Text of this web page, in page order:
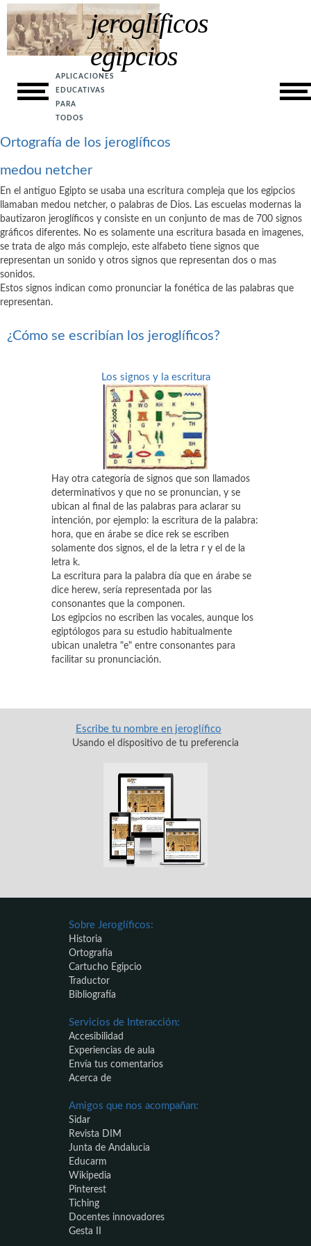
jeroglíficos
egipcios
APLICACIONES
EDUCATIVAS
PARA
TODOS
Historia
Ortografía
Cartucho Egipcio
Traductor
Bibliografía
ACCESIBILIDAD
EXPERIENCIAS DE AULA
Ortografía de los jeroglíficos
medou netcher
En el antiguo Egipto se usaba una escritura compleja que los egipcios
llamaban medou netcher, o palabras de Dios. Las escuelas modernas la
bautizaron jeroglíficos y consiste en un conjunto de mas de 700 signos
gráficos diferentes. No es solamente una escritura basada en imagenes,
se trata de algo más complejo, este alfabeto tiene signos que
representan un sonido y otros signos que representan dos o mas
sonidos.
Estos signos indican como pronunciar la fonética de las palabras que
representan.
¿Cómo se escribían los jeroglíficos?
Los signos y la escritura
Hay otra categoría de signos que son llamados
determinativos y que no se pronuncian, y se
ubican al final de las palabras para aclarar su
intención, por ejemplo: la escritura de la palabra:
hora, que en árabe se dice rek se escriben
solamente dos signos, el de la letra r y el de la
letra k.
La escritura para la palabra día que en árabe se
dice herew, sería representada por las
consonantes que la componen.
Los egipcios no escriben las vocales, aunque los
egiptólogos para su estudio habitualmente
ubican unaletra "e" entre consonantes para
facilitar su pronunciación.
Escribe tu nombre en jeroglífico
Usando el dispositivo de tu preferencia
Sobre Jeroglíficos:
Historia
Ortografía
Cartucho Egipcio
Traductor
Bibliografía
Servicios de Interacción:
Accesibilidad
Experiencias de aula
Envía tus comentarios
Acerca de
Amigos que nos acompañan:
Sidar
Revista DIM
Junta de Andalucia
Educarm
Wikipedia
Pinterest
Tiching
Docentes innovadores
Gesta II